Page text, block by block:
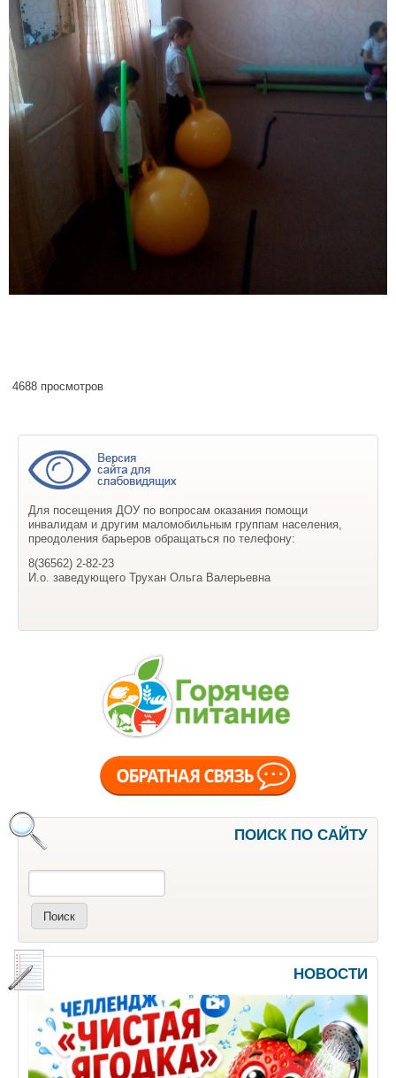
4688 просмотров
Для посещения ДОУ по вопросам оказания помощи
инвалидам и другим маломобильным группам населения,
преодоления барьеров обращаться по телефону:
8(36562) 2-82-23
И.о. заведующего Трухан Ольга Валерьевна
ПОИСК ПО САЙТУ
Поиск
НОВОСТИ